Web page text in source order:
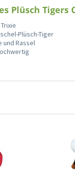
Plüsch Tigers
Plüsch-Tiger
und Rassel